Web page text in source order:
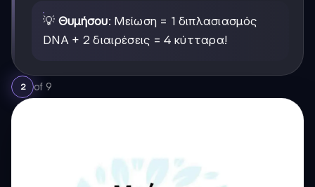
💡 Θυμήσου: Μείωση = 1 διπλασιασμός
DNA + 2 διαιρέσεις = 4 κύτταρα!
2 of 9